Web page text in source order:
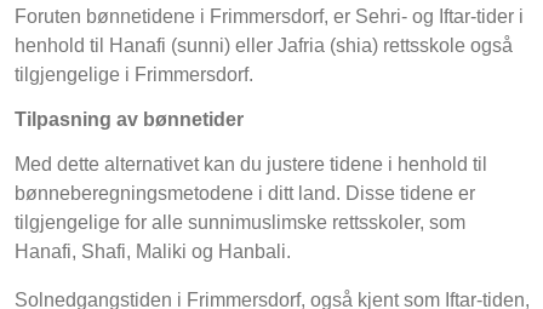
Foruten bønnetidene i Frimmersdorf, er Sehri- og Iftar-tider i
henhold til Hanafi (sunni) eller Jafria (shia) rettsskole også
tilgjengelige i Frimmersdorf.
Tilpasning av bønnetider
Med dette alternativet kan du justere tidene i henhold til
bønneberegningsmetodene i ditt land. Disse tidene er
tilgjengelige for alle sunnimuslimske rettsskoler, som
Hanafi, Shafi, Maliki og Hanbali.
Solnedgangstiden i Frimmersdorf, også kjent som Iftar-tiden,